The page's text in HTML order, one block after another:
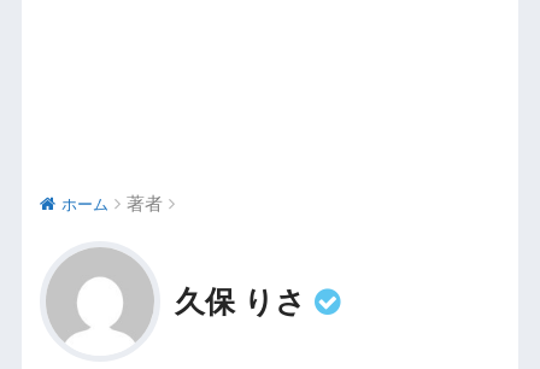
ホーム 著者
久保 りさ